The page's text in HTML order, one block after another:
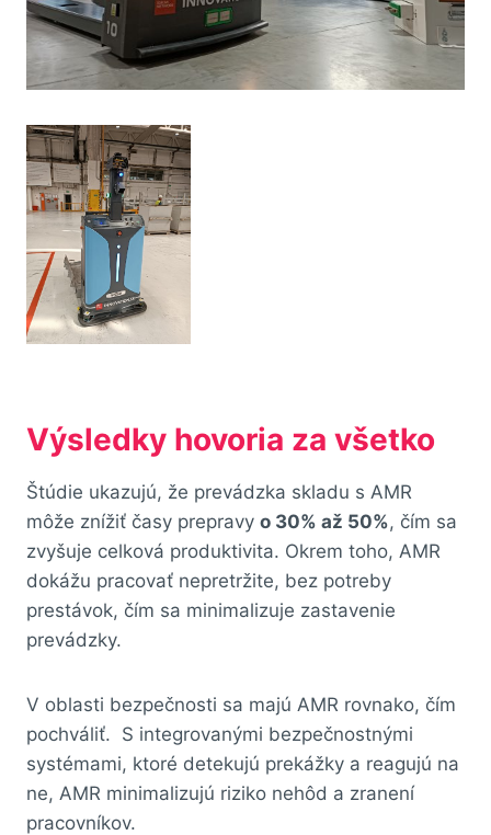
Výsledky hovoria za všetko
Štúdie ukazujú, že prevádzka skladu s AMR
môže znížiť časy prepravy o 30% až 50%, čím sa
zvyšuje celková produktivita. Okrem toho, AMR
dokážu pracovať nepretržite, bez potreby
prestávok, čím sa minimalizuje zastavenie
prevádzky.
V oblasti bezpečnosti sa majú AMR rovnako, čím
pochváliť. S integrovanými bezpečnostnými
systémami, ktoré detekujú prekážky a reagujú na
ne, AMR minimalizujú riziko nehôd a zranení
pracovníkov.